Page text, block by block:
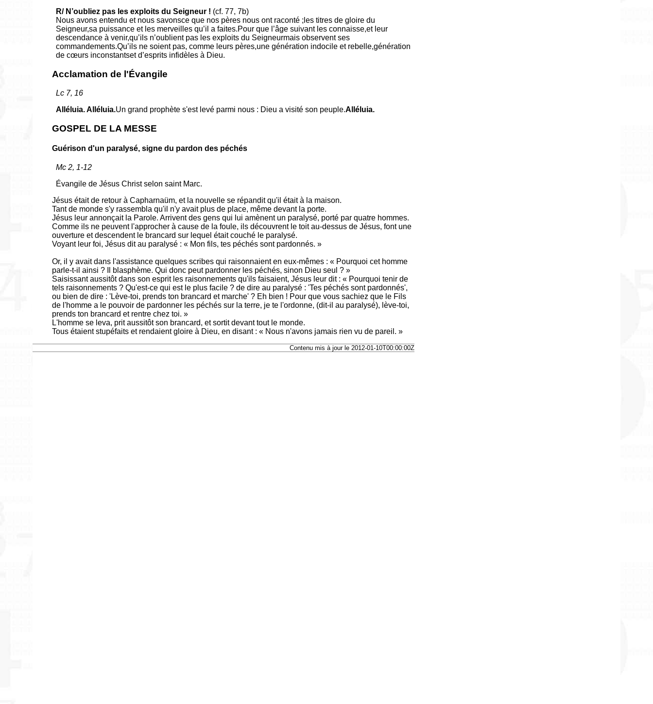
R/ N’oubliez pas les exploits du Seigneur ! (cf. 77, 7b)
Nous avons entendu et nous savonsce que nos pères nous ont raconté ;les titres de gloire du
Seigneur,sa puissance et les merveilles qu’il a faites.Pour que l’âge suivant les connaisse,et leur
descendance à venir,qu’ils n’oublient pas les exploits du Seigneurmais observent ses
commandements.Qu’ils ne soient pas, comme leurs pères,une génération indocile et rebelle,génération
de cœurs inconstantset d’esprits infidèles à Dieu.
Acclamation de l'Évangile
Lc 7, 16
Alléluia. Alléluia.Un grand prophète s'est levé parmi nous : Dieu a visité son peuple.Alléluia.
GOSPEL DE LA MESSE
Guérison d'un paralysé, signe du pardon des péchés
Mc 2, 1-12
Évangile de Jésus Christ selon saint Marc.
Jésus était de retour à Capharnaüm, et la nouvelle se répandit qu'il était à la maison.
Tant de monde s'y rassembla qu'il n'y avait plus de place, même devant la porte.
Jésus leur annonçait la Parole. Arrivent des gens qui lui amènent un paralysé, porté par quatre hommes.
Comme ils ne peuvent l'approcher à cause de la foule, ils découvrent le toit au-dessus de Jésus, font une
ouverture et descendent le brancard sur lequel était couché le paralysé.
Voyant leur foi, Jésus dit au paralysé : « Mon fils, tes péchés sont pardonnés. »
Or, il y avait dans l'assistance quelques scribes qui raisonnaient en eux-mêmes : « Pourquoi cet homme
parle-t-il ainsi ? Il blasphème. Qui donc peut pardonner les péchés, sinon Dieu seul ? »
Saisissant aussitôt dans son esprit les raisonnements qu'ils faisaient, Jésus leur dit : « Pourquoi tenir de
tels raisonnements ? Qu'est-ce qui est le plus facile ? de dire au paralysé : 'Tes péchés sont pardonnés',
ou bien de dire : 'Lève-toi, prends ton brancard et marche' ? Eh bien ! Pour que vous sachiez que le Fils
de l'homme a le pouvoir de pardonner les péchés sur la terre, je te l'ordonne, (dit-il au paralysé), lève-toi,
prends ton brancard et rentre chez toi. »
L'homme se leva, prit aussitôt son brancard, et sortit devant tout le monde.
Tous étaient stupéfaits et rendaient gloire à Dieu, en disant : « Nous n'avons jamais rien vu de pareil. »
Contenu mis à jour le 2012-01-10T00:00:00Z